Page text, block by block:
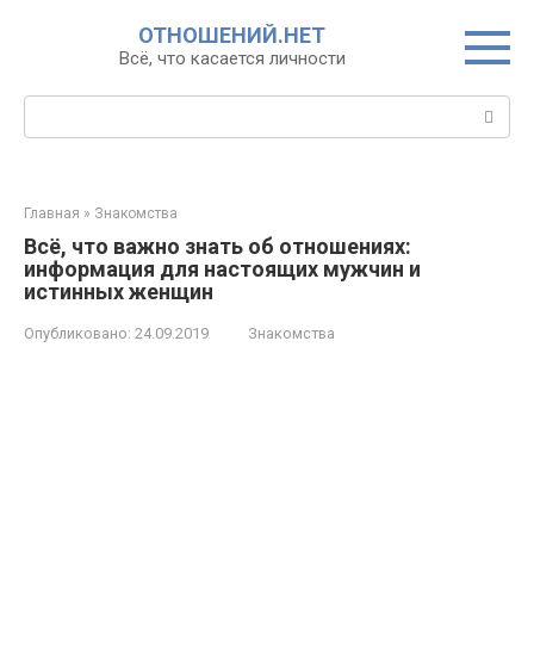
ОТНОШЕНИЙ.НЕТ
Всё, что касается личности
Поиск:
Главная » Знакомства
Всё, что важно знать об отношениях:
информация для настоящих мужчин и
истинных женщин
Опубликовано: 24.09.2019 Знакомства